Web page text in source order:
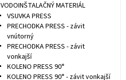
VODOINŠTALAČNÝ MATERIÁL
VSUVKA PRESS
PRECHODKA PRESS - závit
vnútorný
PRECHODKA PRESS - závit
vonkajší
KOLENO PRESS 90°
KOLENO PRESS 90° - závit vonkajší